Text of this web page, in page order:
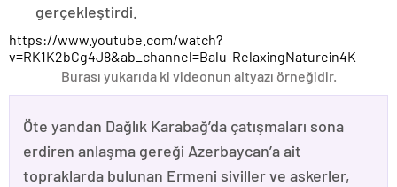
gerçekleştirdi.
https://www.youtube.com/watch?
v=RK1K2bCg4J8&ab_channel=Balu-RelaxingNaturein4K
Burası yukarıda ki videonun altyazı örneğidir.
Öte yandan Dağlık Karabağ’da çatışmaları sona
erdiren anlaşma gereği Azerbaycan’a ait
topraklarda bulunan Ermeni siviller ve askerler,